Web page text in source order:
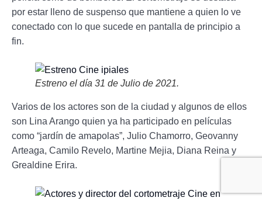
por estar lleno de suspenso que mantiene a quien lo ve
conectado con lo que sucede en pantalla de principio a
fin.
Estreno el día 31 de Julio de 2021.
Varios de los actores son de la ciudad y algunos de ellos
son Lina Arango quien ya ha participado en películas
como “jardín de amapolas”, Julio Chamorro, Geovanny
Arteaga, Camilo Revelo, Martine Mejia, Diana Reina y
Grealdine Erira.